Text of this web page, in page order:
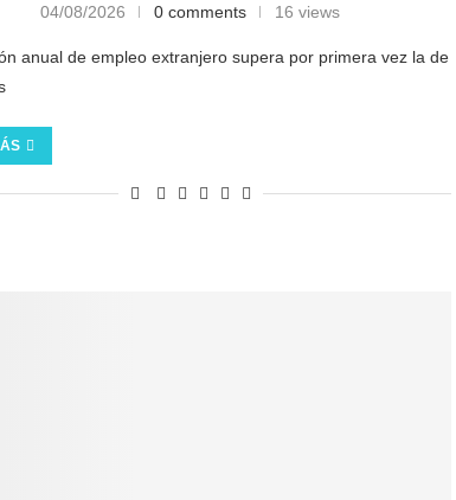
04/08/2026 0 comments 16 views
anual de empleo extranjero supera por primera vez la de